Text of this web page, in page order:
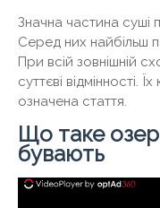
Значна частина суші
Серед них найбільш
При всій зовнішній
суттєві відмінності.
означена стаття.
Що таке
бувають